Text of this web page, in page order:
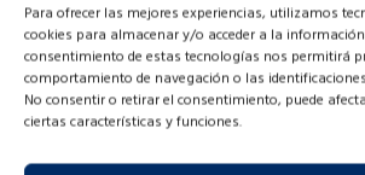
Para ofrecer las mejores experiencias, utilizamos
cookies para almacenar y/o acceder a la
consentimiento de estas tecnologías nos permitirá
comportamiento de navegación o las
No consentir o retirar el consentimiento, puede
ciertas características y funciones.